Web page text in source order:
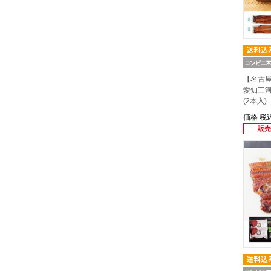
【名古
愛知三
(2本入)
価格 税